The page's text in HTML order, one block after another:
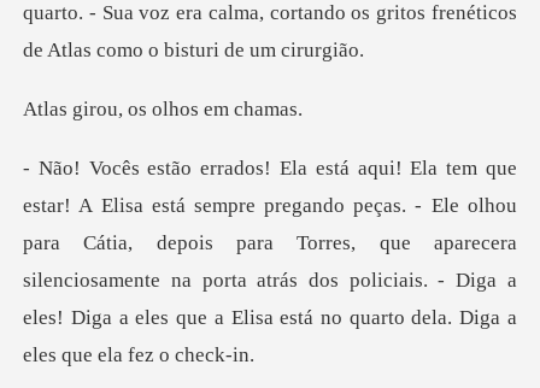
quarto. - Sua voz era calma, cortando os gritos
u, os olho
Ele olhou
para Cátia, depois para Torres, que aparecera
silenciosamente na porta atrás dos policia